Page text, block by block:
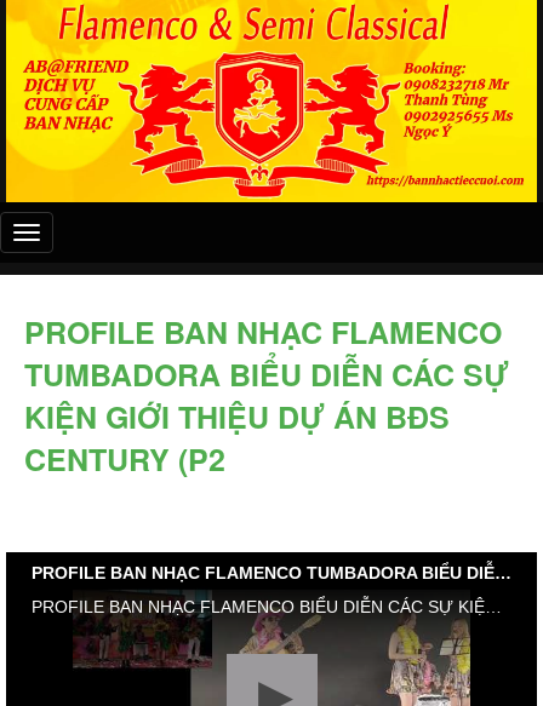
Đây
là
menu
PROFILE BAN NHẠC FLAMENCO
TUMBADORA BIỂU DIỄN CÁC SỰ
KIỆN GIỚI THIỆU DỰ ÁN BĐS
CENTURY (P2
PROFILE BAN NHẠC FLAMENCO TUMBADORA BIỂU DIỄN CÁC SỰ KIỆN GIỚI THIỆU DỰ ÁN BĐS CENTURY (P2